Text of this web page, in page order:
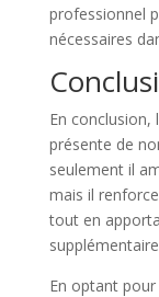
professionnel
nécessaires
En conclusion,
présente de
seulement il
mais il
tout en
En optant